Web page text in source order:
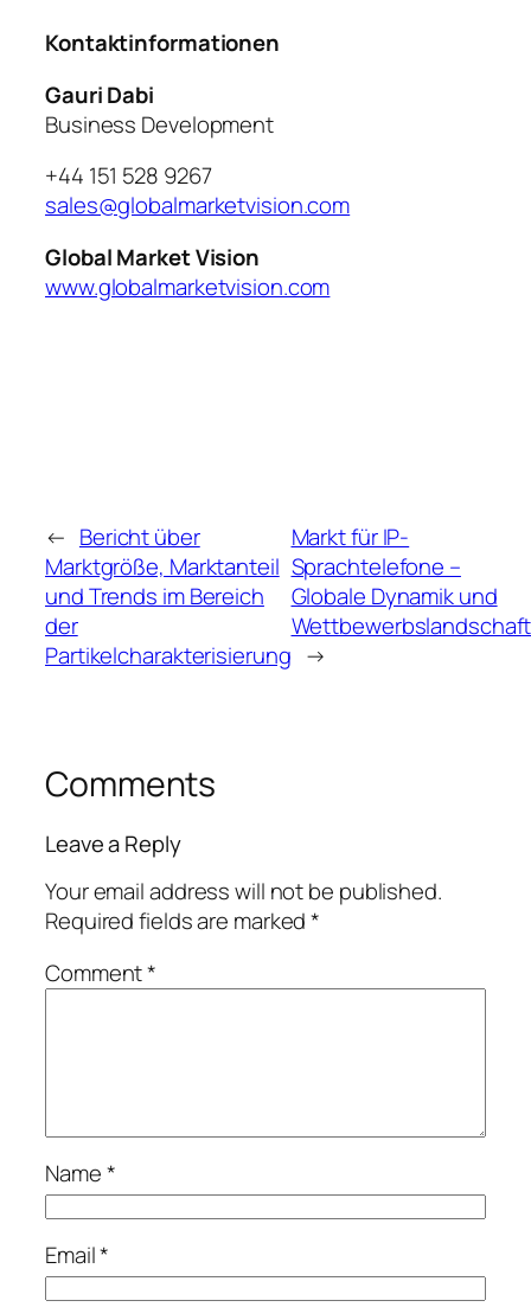
Kontaktinformationen
Gauri Dabi
Business Development
+44 151 528 9267
sales@globalmarketvision.com
Global Market Vision
www.globalmarketvision.com
← Bericht über
Marktgröße, Marktanteil
und Trends im Bereich
der
Partikelcharakterisierung
Markt für IP-
Sprachtelefone –
Globale Dynamik und
Wettbewerbslandschaft
→
Comments
Leave a Reply
Your email address will not be published.
Required fields are marked*
Comment*
Name*
Email*